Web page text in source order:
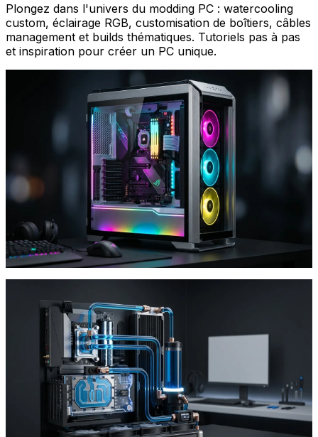
Plongez dans l'univers du modding PC : watercooling
custom, éclairage RGB, customisation de boîtiers, câbles
management et builds thématiques. Tutoriels pas à pas
et inspiration pour créer un PC unique.
Modding RGB : iCUE, Aura ou Chroma, Lequel
Choisir ?
3 écosystèmes RGB incompatibles entre eux.
Ventilateurs, strips LED, contrôleurs : notre guide pour
un setup cohérent de 50€ à 300€.
Jérémie Calos
4 mars 2026
Watercooling Custom : Par Où Commencer
Sans Tout Noyer ?
Pompe, radiateur, waterblocks, liquide : le watercooling
custom fait gagner 10-20°C vs un AIO. Notre guide pas à
pas pour un premier loop réussi.